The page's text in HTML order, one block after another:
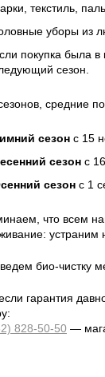
текстиль,
уборы из
покупка была в
сезон.
средние
сезон с 15
сезон с
сезон с 1
что всем
устраним
био-чистку
гарантия
828-50-50 —